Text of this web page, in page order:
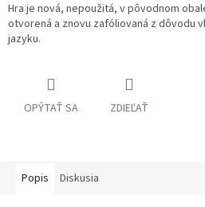
Hra je nová, nepoužitá, v pôvodnom
otvorená a znovu zafóliovaná z dôvodu
jazyku.
OPÝTAŤ SA ZDIEĽAŤ
Popis Diskusia